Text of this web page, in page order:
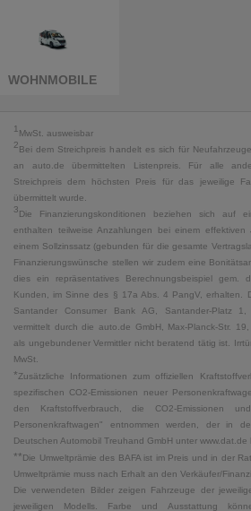
WOHNMOBILE
1MwSt. ausweisbar
2Bei dem Streichpreis handelt es sich für
an auto.de übermittelten Listenpreis. Für alle
Streichpreis dem höchsten Preis für das jeweilige
übermittelt wurde.
3Die Finanzierungskonditionen beziehen sich auf
enthalten teilweise Anzahlungen bei einem
einem Sollzinssatz (gebunden für die gesamte
Finanzierungswünsche stellen wir zudem eine
dies ein repräsentatives Berechnungsbeispiel gem.
Kunden, im Sinne des § 17a Abs. 4 PangV, erhalten.
Santander Consumer Bank AG, Santander-Platz
vermittelt durch die auto.de GmbH, Max-Planck-Str.
als ungebundener Vermittler nicht beratend tätig ist.
MwSt.
*Zusätzliche Informationen zum offiziellen
spezifischen CO2-Emissionen neuer
den Kraftstoffverbrauch, die CO2-Emissionen
Personenkraftwagen" entnommen werden, der in
Deutschen Automobil Treuhand GmbH unter
**Die Umweltprämie des BAFA ist im Preis und in der
Umweltprämie muss nach Erhalt an den Verkäufer/
Die verwendeten Bilder zeigen Fahrzeuge der
jeweiligen Modells. Farbe und Ausstattung